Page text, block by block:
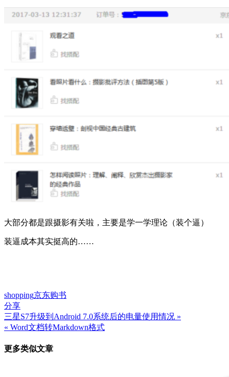
大部分都是跟摄影有关啦，主要是学一学理论（装个逼）
装逼成本其实挺高的……
shopping京东购书
分享
文
章
导
三星S7升级到Android 7.0系统后的电量使用情况 »
« Word文档转Markdown格式
更多类似文章